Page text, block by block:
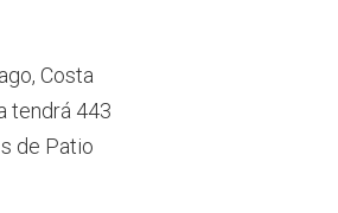
Costa
tendrá 443
de Patio